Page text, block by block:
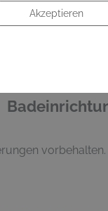
Akzeptieren